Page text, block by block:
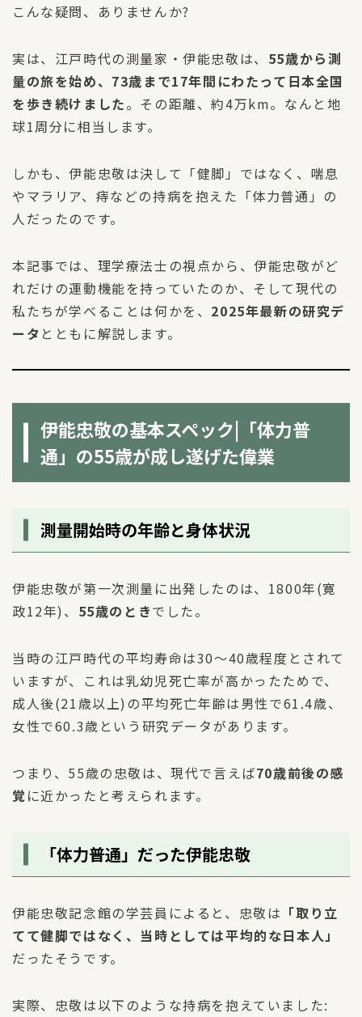
こんな疑問、ありませんか?
実は、江戸時代の測量家・伊能忠敬は、 55歳から測
量の旅を始め、73歳まで17年間にわたって日本全国
を歩き続けました。その距離、約4万km。なんと地
球1周分に相当します。
しかも、伊能忠敬は決して「健脚」ではなく、喘息
やマラリア、痔などの持病を抱えた「体力普通」の
人だったのです。
本記事では、理学療法士の視点から、伊能忠敬がど
れだけの運動機能を持っていたのか、そして現代の
私たちが学べることは何かを、 2025年最新の研究デ
ータ とともに解説します。
伊能忠敬の基本スペック|「体力普
通」の55歳が成し遂げた偉業
測量開始時の年齢と身体状況
伊能忠敬が第一次測量に出発したのは、1800年(寛
政12年)、 55歳のときでした。
当時の江戸時代の平均寿命は30〜40歳程度とされて
いますが、これは乳幼児死亡率が高かったためで、
成人後(21歳以上)の平均死亡年齢は男性で61.4歳、
女性で60.3歳という研究データがあります。
つまり、55歳の忠敬は、現代で言えば70歳前後の感
覚 に近かったと考えられます。
「体力普通」だった伊能忠敬
伊能忠敬記念館の学芸員によると、忠敬は 「取り立
てて健脚ではなく、当時としては平均的な日本人」
だったそうです。
実際、忠敬は以下のような持病を抱えていました: